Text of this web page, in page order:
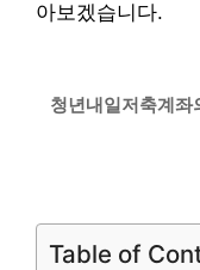
아보겠습니다.
청년내일저축계좌
Table of